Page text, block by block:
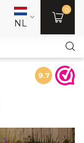
NL
0
9.7